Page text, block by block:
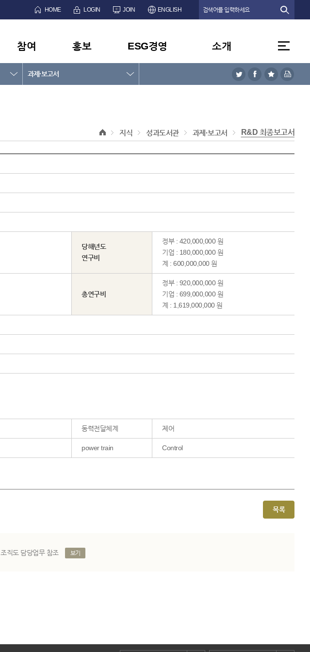
HOME LOGIN JOIN ENGLISH
참여 홍보 ESG경영 소개
과제·보고서
지식 성과도서관 과제·보고서 R&D 최종보고서
당해년도
연구비
정부 : 420,000,000 원
기업 : 180,000,000 원
계 : 600,000,000 원
총연구비
정부 : 920,000,000 원
기업 : 699,000,000 원
계 : 1,619,000,000 원
동력전달체계 제어
power train Control
목록
조직도 담당업무 참조 보기